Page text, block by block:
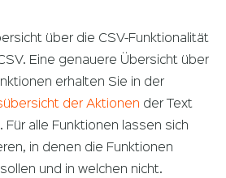
über die CSV-Funktionalität
Eine genauere Übersicht über
erhalten Sie in der
der Aktionen der Text
Für alle Funktionen lassen sich
in denen die Funktionen
und in welchen nicht.